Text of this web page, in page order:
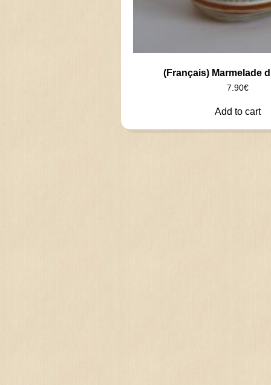
(Français) Marmelade
7.90€
Add to cart